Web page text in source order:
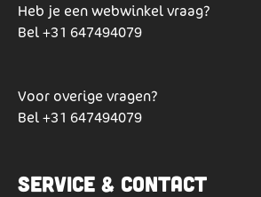
Heb je een webwinkel vraag?
Bel+31 647494079
Voor overige vragen?
Bel+31 647494079
Service & Contact